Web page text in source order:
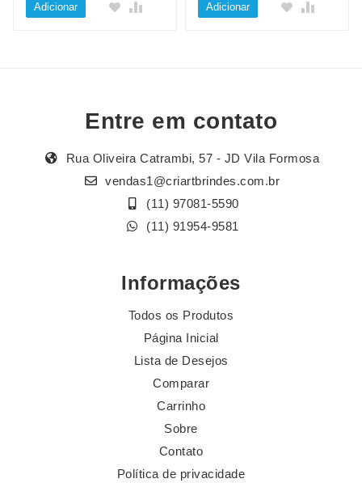
Adicionar Adicionar
Entre em contato
Rua Oliveira Catrambi, 57 - JD Vila Formosa
vendas1@criartbrindes.com.br
(11) 97081-5590
(11) 91954-9581
Informações
Todos os Produtos
Página Inicial
Lista de Desejos
Comparar
Carrinho
Sobre
Contato
Política de privacidade